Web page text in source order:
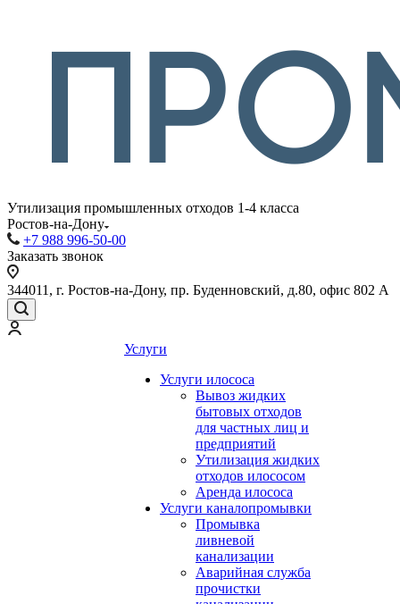
Утилизация промышленных отходов 1-4 класса
Ростов-на-Дону
+7 988 996-50-00
Заказать звонок
344011, г. Ростов-на-Дону, пр. Буденновский, д.80, офис 802 А
Услуги
Услуги илососа
Вывоз жидких
бытовых отходов
для частных лиц и
предприятий
Утилизация жидких
отходов илососом
Аренда илососа
Услуги каналопромывки
Промывка
ливневой
канализации
Аварийная служба
прочистки